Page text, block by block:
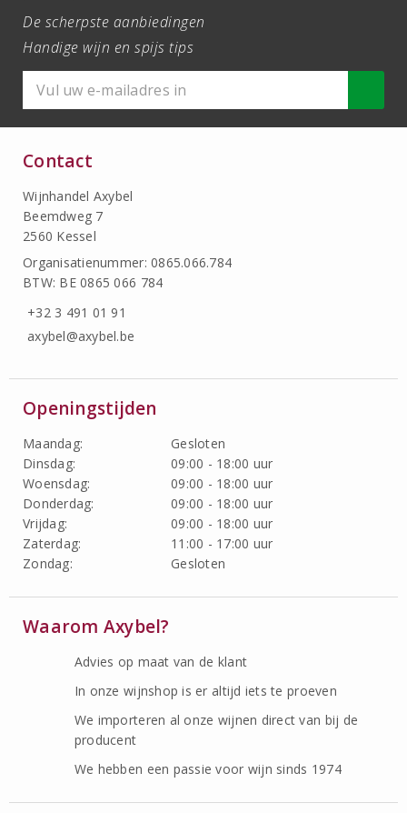
De scherpste aanbiedingen
Handige wijn en spijs tips
Contact
Wijnhandel Axybel
Beemdweg 7
2560 Kessel
Organisatienummer: 0865.066.784
BTW: BE 0865 066 784
+32 3 491 01 91
axybel@axybel.be
Openingstijden
Maandag:
Gesloten
Dinsdag:
09:00 - 18:00 uur
Woensdag:
09:00 - 18:00 uur
Donderdag:
09:00 - 18:00 uur
Vrijdag:
09:00 - 18:00 uur
Zaterdag:
11:00 - 17:00 uur
Zondag:
Gesloten
Waarom Axybel?
Advies op maat van de klant
In onze wijnshop is er altijd iets te proeven
We importeren al onze wijnen direct van bij de
producent
We hebben een passie voor wijn sinds 1974